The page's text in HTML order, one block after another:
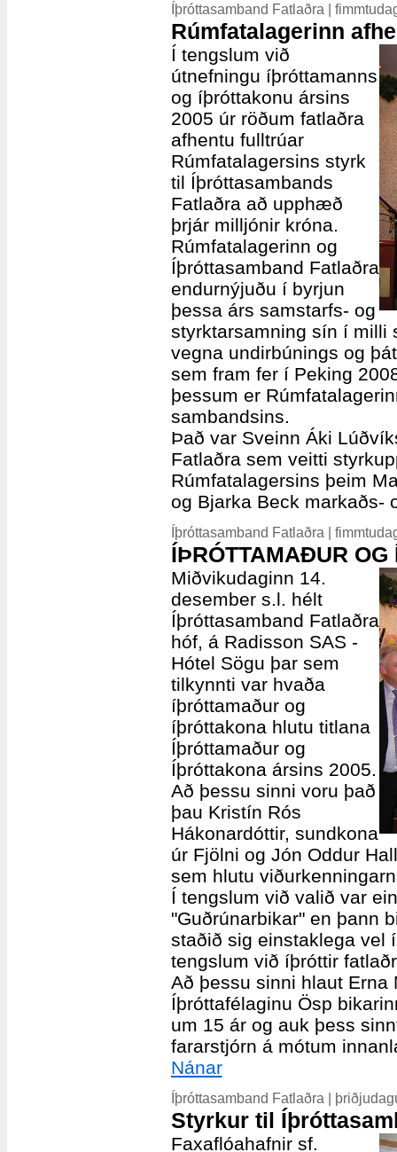
Íþróttasamband Fatlaðra |
Rúmfatalagerinn
Í tengslum við
útnefningu íþróttamanns
og íþróttakonu ársins
2005 úr röðum fatlaðra
afhentu fulltrúar
Rúmfatalagersins styrk
til Íþróttasambands
Fatlaðra að upphæð
þrjár milljónir króna.
Rúmfatalagerinn og
Íþróttasamband Fatlaðra
endurnýjuðu í byrjun
þessa árs samstarfs- og
styrktarsamning sín í milli
vegna undirbúnings og
sem fram fer í Peking
þessum er
sambandsins.
Það var Sveinn Áki
Fatlaðra sem veitti
Rúmfatalagersins þeim
og Bjarka Beck markaðs-
Íþróttasamband Fatlaðra |
ÍÞRÓTTAMAÐUR OG
Miðvikudaginn 14.
desember s.l. hélt
Íþróttasamband Fatlaðra
hóf, á Radisson SAS -
Hótel Sögu þar sem
tilkynnti var hvaða
íþróttamaður og
íþróttakona hlutu titlana
Íþróttamaður og
Íþróttakona ársins 2005.
Að þessu sinni voru það
þau Kristín Rós
Hákonardóttir, sundkona
úr Fjölni og Jón Oddur
sem hlutu
Í tengslum við valið var
"Guðrúnarbikar" en þann
staðið sig einstaklega vel
tengslum við íþróttir
Að þessu sinni hlaut
Íþróttafélaginu Ösp
um 15 ár og auk þess
fararstjórn á mótum
Nánar
Íþróttasamband Fatlaðra |
Styrkur til
Faxaflóahafnir sf.